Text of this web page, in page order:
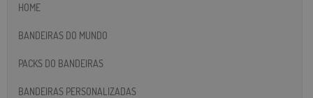
HOME
BANDEIRAS DO MUNDO
PACKS DO BANDEIRAS
BANDEIRAS PERSONALIZADAS